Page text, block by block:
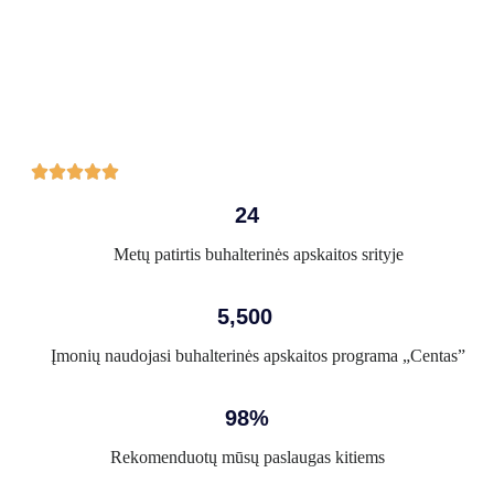

24
Metų patirtis buhalterinės apskaitos srityje
5,500
Įmonių naudojasi buhalterinės apskaitos programa „Centas”
98%
Rekomenduotų mūsų paslaugas kitiems